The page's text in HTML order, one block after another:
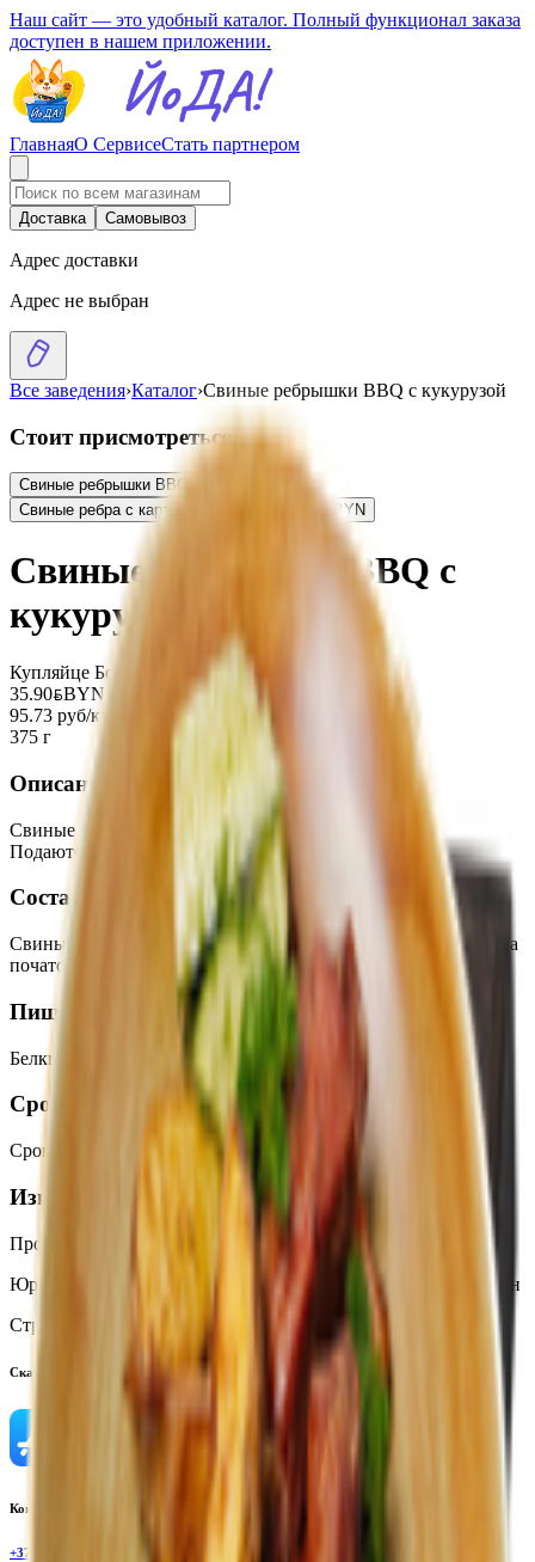
Наш сайт — это удобный каталог. Полный функционал заказа
доступен в нашем приложении.
ГлавнаяО СервисеСтать партнером
Доставка Самовывоз
Адрес доставки
Адрес не выбран
Все заведения›Каталог›Свиные ребрышки BBQ с кукурузой
Стоит присмотреться
Свиные ребрышки BBQ35.90
Свиные ребра с картофелем Айдахо
29.90BYNBYN
Свиные ребрышки BBQ с
кукурузой
Купляйце Беларускае
35.90BYNBYN
95.73 руб/кг
375 г
Описание
Свиные ребрышки су-вид, запеченные в соусе BBQ.
Подаются с кукурузой в мексиканском стиле.
Состав
Свиные ребрышки су-вид, запеченные в соусе BBQ, кукуруза
початок, соус баффало, сыр пармезан.
Пищевая ценность на 100г
Белки Углеводы : Калории 851
Срок годности
Срок годности 12 часов
Изготовитель
Производитель:
ООО «КУРИТСА»
Юридический адрес:
247210, микрорайон 18, д. 6 А, г. Жлобин
Страна производства:
Республика Беларусь
Скачать приложение
Контактный телефон
+375(29)6875999